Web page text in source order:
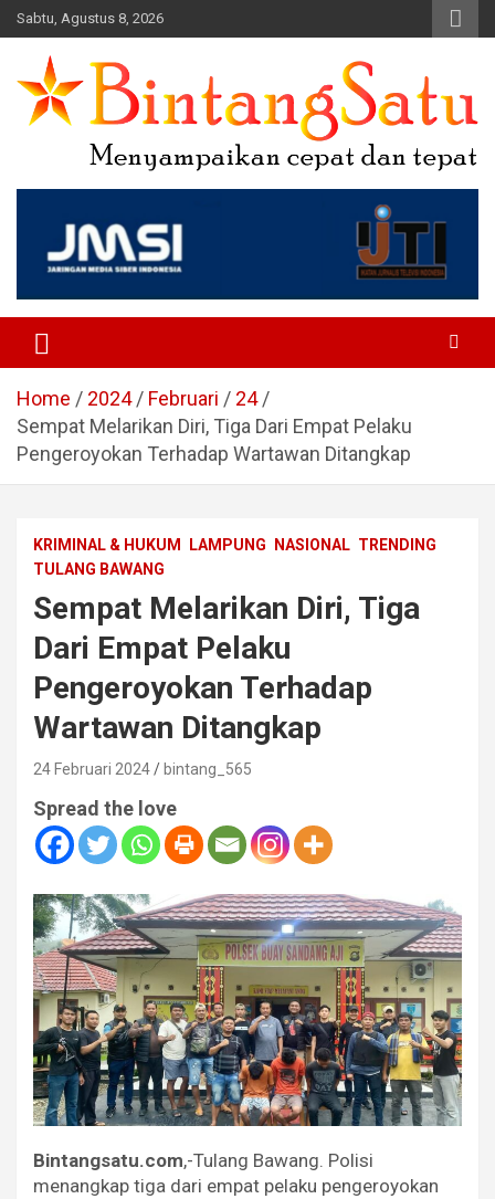
Skip
to
content
Sabtu, Agustus 8, 2026
Portal Berita Nasional dan
Regional
Home 2024 Februari
24
Sempat Melarikan Diri, Tiga Dari Empat Pelaku
Pengeroyokan Terhadap Wartawan Ditangkap
KRIMINAL & HUKUM LAMPUNG NASIONAL TRENDING
TULANG BAWANG
Sempat Melarikan Diri, Tiga
Dari Empat Pelaku
Pengeroyokan Terhadap
Wartawan Ditangkap
24 Februari 2024 bintang_565
Spread the love
Bintangsatu.com,-Tulang Bawang. Polisi
menangkap tiga dari empat pelaku pengeroyokan